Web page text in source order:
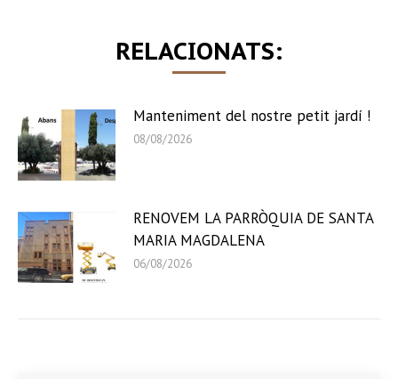
RELACIONATS:
Manteniment del nostre petit jardí !
08/08/2026
RENOVEM LA PARRÒQUIA DE SANTA
MARIA MAGDALENA
06/08/2026